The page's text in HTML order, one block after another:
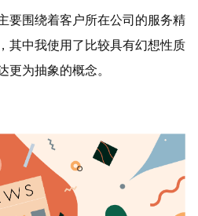
要围绕着客户所在公司的服务精
其中我使用了比较具有幻想性质
更为抽象的概念。